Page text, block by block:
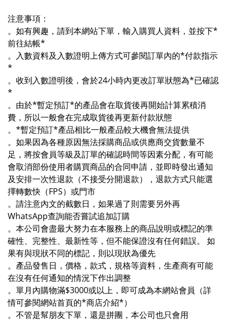
注意事項：
。如有興趣，請到本網站下單，輸入購買人資料，並按下*
前往結帳*
。入數資料及入數證明上傳方式可參閱訂單內的*付款指示
*
。收到入數證明後，會於24小時內更改訂單狀態為*已確認
*
。由於*暫定預訂*的產品會在取貨後再開始計算累積消
費，所以一般會在完成取貨後再更新付款狀態
。*暫定預訂*產品相比一般產品較大機會無法提供
。如果因為各種原因無法採購商品或供應商交貨數量不
足，將按會員等級及訂單的確認時間等因素分配，有可能
會取消部份使用者購買商品的合同申請，並即時發出通知
及安排一次性退款（不接受分開退款），退款方式只能選
擇轉數快（FPS）或門市
。請注意內文的截數日，如果過了則需要另外再
WhatsApp查詢能否嘗試追加訂購
。本公司會盡最大努力在本服務上的商品說明或標記的準
確性、完整性、最新性等，但不能保證沒有任何錯誤。 如
果有與現狀不同的標記，則以現狀為優先
。產品發售日，價格，款式，規格等資料，生產商有可能
在沒有任何通知的情況下作出調整
。單月內購物滿$3000或以上，即可成為本網站會員（詳
情可參閱網站首頁的*商店介紹*）
。不管是幫朋友下單，還是拼團，本公司也只會用